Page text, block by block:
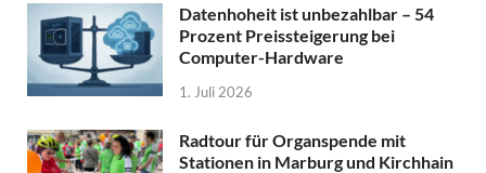
Datenhoheit ist unbezahlbar – 54
Prozent Preissteigerung bei
Computer-Hardware
1. Juli 2026
Radtour für Organspende mit
Stationen in Marburg und Kirchhain